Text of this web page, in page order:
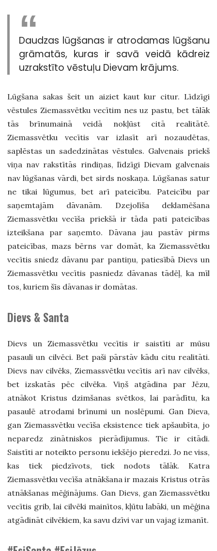
Daudzas lūgšanas ir atrodamas lūgšanu
grāmatās, kuras ir savā veidā kādreiz
uzrakstīto vēstuļu Dievam krājums.
Lūgšana sakas šeit un aiziet kaut kur citur. Līdzīgi
vēstules Ziemassvētku vecītim nes uz pastu, bet tālāk
tās brīnumainā veidā nokļūst citā realitātē.
Ziemassvētku vecītis var izlasīt arī nozaudētas,
saplēstas un sadedzinātas vēstules. Galvenais priekš
viņa nav rakstītās rindiņas, līdzīgi Dievam galvenais
nav lūgšanas vārdi, bet sirds noskaņa. Lūgšanas satur
ne tikai lūgumus, bet arī pateicību. Pateicību par
saņemtajām dāvanām. Dzejolīša deklamēšana
Ziemassvētku vecīša priekšā ir tāda pati pateicības
izteikšana par saņemto. Dāvana jau pastāv pirms
pateicības, mazs bērns var domāt, ka Ziemassvētku
vecītis sniedz dāvanu par pantiņu, patiesībā Dievs un
Ziemassvētku vecītis pasniedz dāvanas tādēļ, ka mīl
tos, kuriem šīs dāvanas ir domātas.
Dievs & Santa
Dievs un Ziemassvētku vecītis ir saistīti ar mūsu
pasauli un cilvēci. Bet paši pārstāv kādu citu realitāti.
Dievs nav cilvēks, Ziemassvētku vecītis arī nav cilvēks,
bet izskatās pēc cilvēka. Viņš atgādina par Jēzu,
atnākot Kristus dzimšanas svētkos, lai parādītu, ka
pasaulē atrodami brīnumi un noslēpumi. Gan Dieva,
gan Ziemassvētku vecīša eksistence tiek apšaubīta, jo
neparedz zinātniskos pierādījumus. Tie ir citādi.
Saistīti ar noteikto personu iekšējo pieredzi. Jo ne viss,
kas tiek piedzīvots, tiek nodots tālāk. Katra
Ziemassvētku vecīša atnākšana ir mazais Kristus otrās
atnākšanas mēģinājums. Gan Dievs, gan Ziemassvētku
vecītis grib, lai cilvēki mainītos, kļūtu labāki, un mēģina
atgādināt cilvēkiem, ka savu dzīvi var un vajag izmanīt.